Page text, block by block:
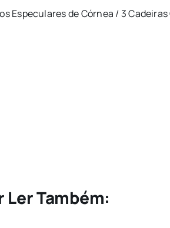
Especulares de Córnea / 3
Ler Também: